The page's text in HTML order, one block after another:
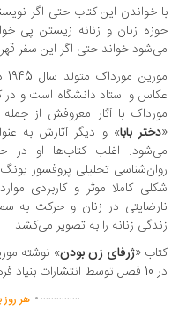
خواندن این کتاب حتی اگر نویسنده را
زنان و زنانه زیستن پی خواهید
خواند حتی اگر این سفر قهرمانانه
مورین مورداک
و استاد دانشگاه است و در
با آثار معروفش از جمله
دختر بابا» و دیگر آثارش به عنوان
اغلب کتاب‌ها او در حوزه
تحلیلی پروفسور یونگ
کاملا موثر و کاربردی مواردی
در زنان و حرکت به سمت
زنانه را به تصویر می‌کشد.
«ژرفای زن بودن» نوشته مورین
...............
. هر روز با کتاب